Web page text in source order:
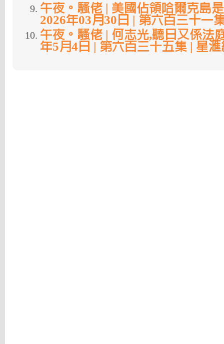
午夜。騷佬 | 美國佔領哈爾克島
2026年03月30日 | 第六百三十一
午夜。騷佬 | 何志光,聽日又係法
年5月4日 | 第六百三十五集 | 星滙